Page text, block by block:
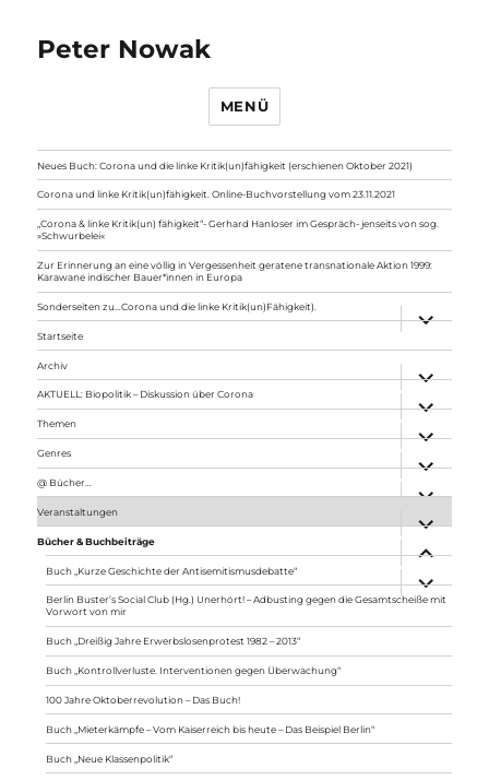
Peter Nowak
MENÜ
Neues Buch: Corona und die linke Kritik(un)fähigkeit (erschienen Oktober 2021)
Corona und linke Kritik(un)fähigkeit. Online-Buchvorstellung vom 23.11.2021
„Corona & linke Kritik(un) fähigkeit“- Gerhard Hanloser im Gespräch- jenseits von sog.
»Schwurbelei«
Zur Erinnerung an eine völlig in Vergessenheit geratene transnationale Aktion 1999:
Karawane indischer Bauer*innen in Europa
Sonderseiten zu…Corona und die linke Kritik(un)Fähigkeit).
anzeigen
Startseite
Archiv
anzeigen
AKTUELL: Biopolitik – Diskussion über Corona
anzeigen
Themen
anzeigen
Genres
anzeigen
@ Bücher…
Veranstaltungen
anzeigen
Bücher & Buchbeiträge
anzeigen
Buch „Kurze Geschichte der Antisemitismusdebatte“
anzeigen
Berlin Buster’s Social Club (Hg.) Unerhört! – Adbusting gegen die Gesamtscheiße mit
Vorwort von mir
Buch „Dreißig Jahre Erwerbslosenprotest 1982 – 2013“
Buch „Kontrollverluste. Interventionen gegen Überwachung“
100 Jahre Oktoberrevolution – Das Buch!
Buch „Mieterkämpfe – Vom Kaiserreich bis heute – Das Beispiel Berlin“
Buch „Neue Klassenpolitik“